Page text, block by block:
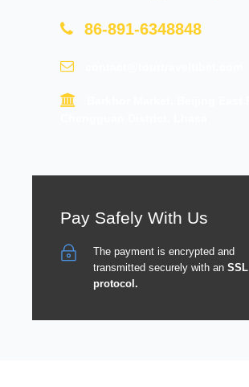
86-891-6348848
Pay Safely With Us
The payment is encrypted and
transmitted securely with an SSL
protocol.